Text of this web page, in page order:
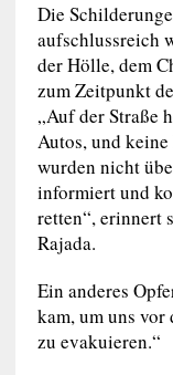
Die
aufschlussreich
der Hölle, dem
zum Zeitpunkt
„Auf der Straße
Autos, und
wurden nicht
informiert und
retten“, erinnert
Rajada.
Ein anderes
kam, um uns vor
zu evakuieren.“